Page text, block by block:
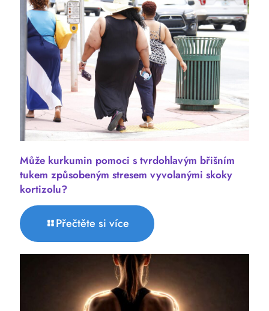
Může kurkumin pomoci s tvrdohlavým břišním
tukem způsobeným stresem vyvolanými skoky
kortizolu?
Přečtěte si více